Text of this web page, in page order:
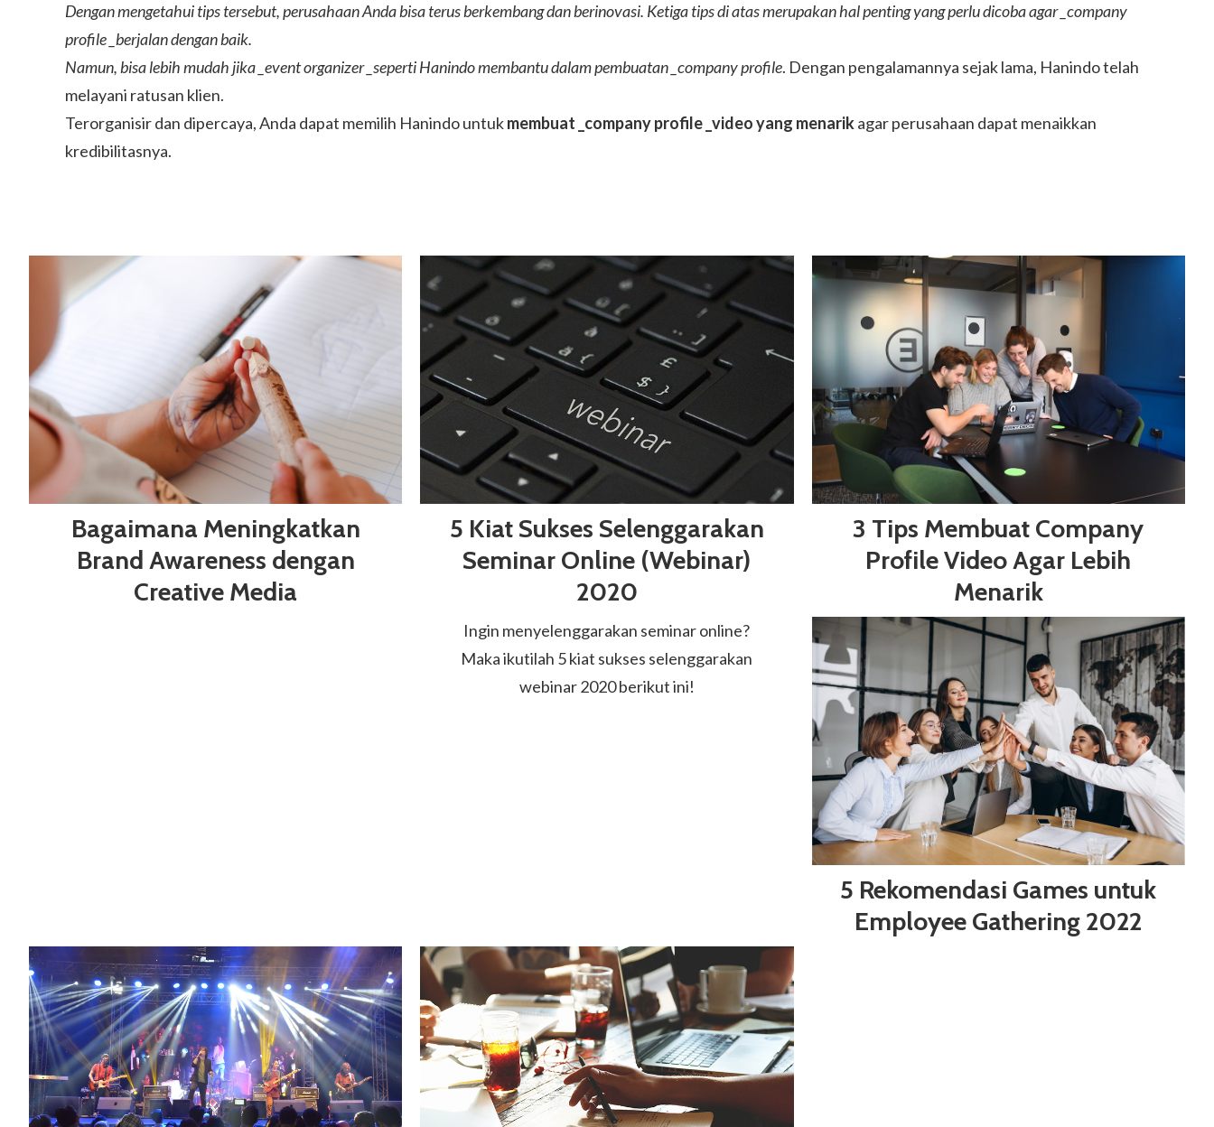
Dengan mengetahui tips tersebut, perusahaan Anda bisa terus berkembang dan berinovasi. Ketiga tips di atas merupakan hal penting yang perlu dicoba agar _company
profile _berjalan dengan baik.
Namun, bisa lebih mudah jika _event organizer _sepertiHanindomembantu dalam pembuatan _company profile. Dengan pengalamannya sejak lama, Hanindo telah
melayani ratusan klien.
Terorganisir dan dipercaya, Anda dapat memilih Hanindo untukmembuat _company profile _video yang menarikagar perusahaan dapat menaikkan
kredibilitasnya.
Bagaimana Meningkatkan
Brand Awareness dengan
Creative Media
5 Kiat Sukses Selenggarakan
Seminar Online (Webinar)
2020
Ingin menyelenggarakan seminar online?
Maka ikutilah 5 kiat sukses selenggarakan
webinar 2020 berikut ini!
3 Tips Membuat Company
Profile Video Agar Lebih
Menarik
5 Rekomendasi Games untuk
Employee Gathering 2022